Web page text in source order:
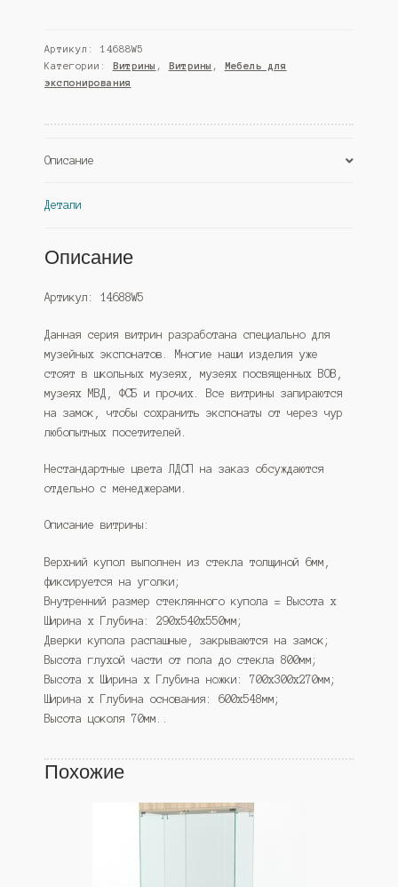
музеев
№2В,
Дуб
(Westcom)
Артикул:14688W5
Категории:
Витрины , Витрины ,
Мебель для
экспонирования
Описание
Детали
Описание
Артикул: 14688W5
Данная серия витрин разработана специально для
музейных экспонатов. Многие наши изделия уже
стоят в школьных музеях, музеях посвященных ВОВ,
музеях МВД, ФСБ и прочих. Все витрины запираются
на замок, чтобы сохранить экспонаты от через чур
любопытных посетителей.
Нестандартные цвета ЛДСП на заказ обсуждаются
отдельно с менеджерами.
Описание витрины:
Верхний купол выполнен из стекла толщиной 6мм,
фиксируется на уголки;
Внутренний размер стеклянного купола = Высота х
Ширина х Глубина: 290х540х550мм;
Дверки купола распашные, закрываются на замок;
Высота глухой части от пола до стекла 800мм;
Высота х Ширина х Глубина ножки: 700х300х270мм;
Ширина х Глубина основания: 600х548мм;
Высота цоколя 70мм..
Похожие